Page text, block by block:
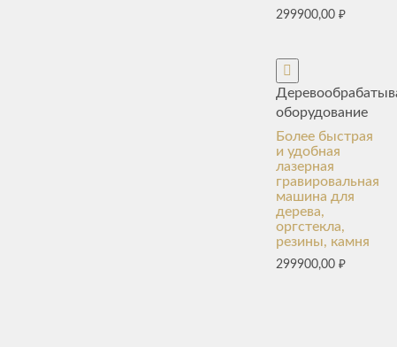
299900,00 ₽
оборудование
Более быстрая
и удобная
лазерная
гравировальная
машина для
дерева,
оргстекла,
резины, камня
299900,00 ₽